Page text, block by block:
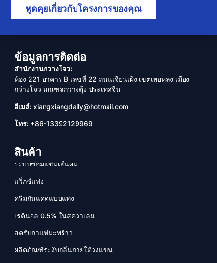
พูดคุยเกี่ยวกับโครงการของคุณ
ข้อมูลการติดต่อ
สำนักงานกวางโจว:
ห้อง 221 อาคาร B เลขที่ 22 ถนนเจียนเผิง เขตเหอหลง เมือง
กว่างโจว มณฑลกวางตุ้ง ประเทศจีน
อีเมล์: xiangxiangdaily@hotmail.com
โทร: +86-13392129969
สินค้า
ระบบซ่อมแซมเส้นผม
แว็กซ์แท่ง
ครีมกันแดดแบบแท่ง
เรตินอล 0.5% ในสควาเลน
สครับกาแฟมะพร้าว
ผลิตภัณฑ์ระงับกลิ่นกายใต้วงแขน